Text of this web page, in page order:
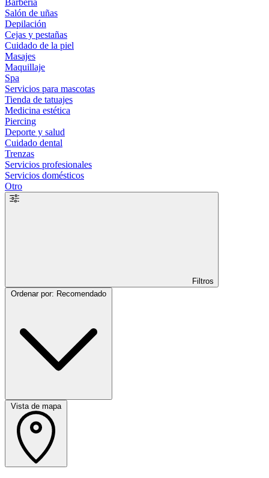
Barbería
Salón de uñas
Depilación
Cejas y pestañas
Cuidado de la piel
Masajes
Maquillaje
Spa
Servicios para mascotas
Tienda de tatuajes
Medicina estética
Piercing
Deporte y salud
Cuidado dental
Trenzas
Servicios profesionales
Servicios domésticos
Otro
Filtros
Vista de mapa